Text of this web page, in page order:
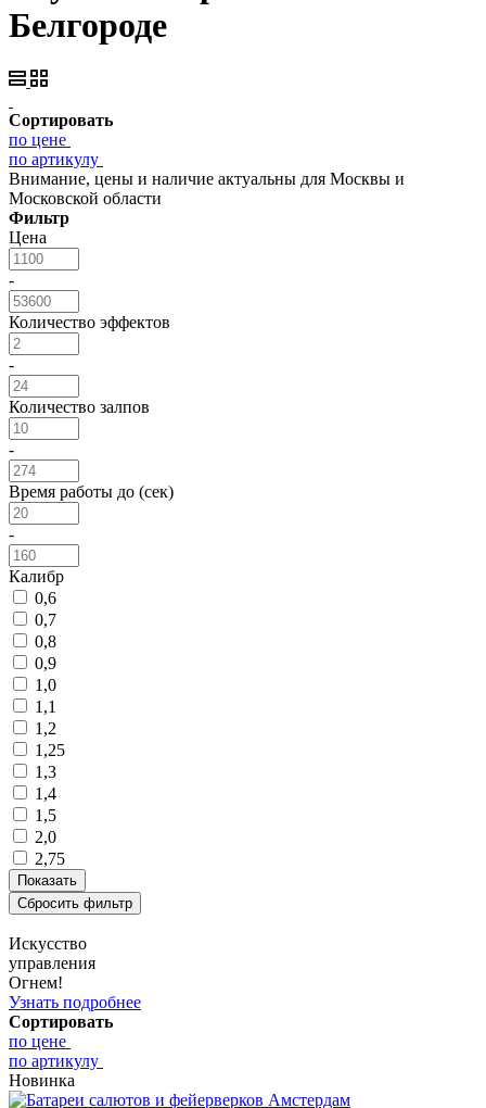
Белгороде
Сортировать
по цене
по артикулу
Внимание, цены и наличие актуальны для Москвы и
Московской области
Фильтр
Цена
-
Количество эффектов
-
Количество залпов
-
Время работы до (сек)
-
Калибр
0,6
0,7
0,8
0,9
1,0
1,1
1,2
1,25
1,3
1,4
1,5
2,0
2,75
Искусство
управления
Огнем!
Узнать подробнее
Сортировать
по цене
по артикулу
Новинка